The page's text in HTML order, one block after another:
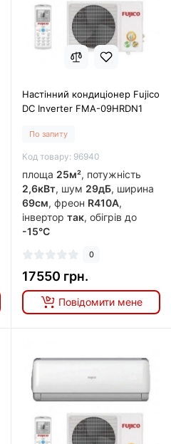
Настінний кондиціонер Fujico
DC Inverter FMA-09HRDN1
По запиту
Код товару: 96940
площа 25м², потужність
2,6кВт, шум 29дБ, ширина
69см, фреон R410A,
інвертор так, обігрів до
-15°C
0
17550 грн.
Повідомити мене